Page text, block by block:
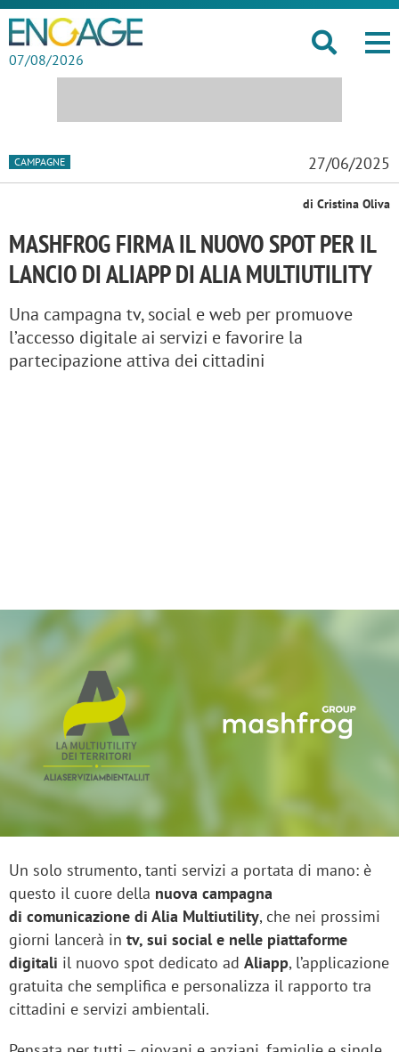
07/08/2026
CAMPAGNE 27/06/2025
di Cristina Oliva
MASHFROG FIRMA IL NUOVO SPOT PER IL
LANCIO DI ALIAPP DI ALIA MULTIUTILITY
Una campagna tv, social e web per promuove
l’accesso digitale ai servizi e favorire la
partecipazione attiva dei cittadini
Un solo strumento, tanti servizi a portata di mano: è
questo il cuore della nuova campagna
di comunicazione di Alia Multiutility, che nei prossimi
giorni lancerà in tv, sui social e nelle piattaforme
digitali il nuovo spot dedicato ad Aliapp, l’applicazione
gratuita che semplifica e personalizza il rapporto tra
cittadini e servizi ambientali.